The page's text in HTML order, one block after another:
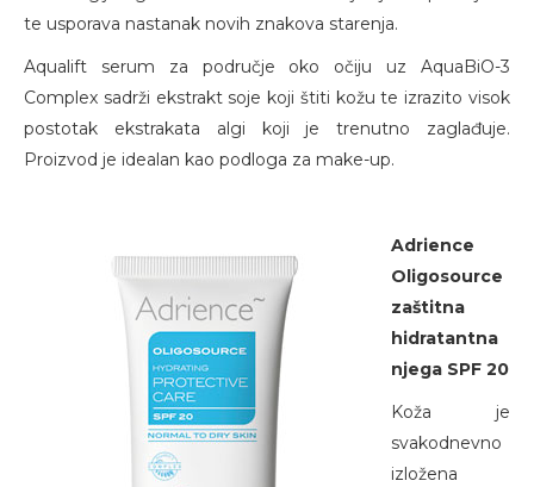
te usporava nastanak novih znakova starenja.
Aqualift serum za područje oko očiju uz AquaBiO-3
Complex sadrži ekstrakt soje koji štiti kožu te izrazito visok
postotak ekstrakata algi koji je trenutno zaglađuje.
Proizvod je idealan kao podloga za make-up.
Adrience
Oligosource
zaštitna
hidratantna
njega SPF 20
Koža je
svakodnevno
izložena